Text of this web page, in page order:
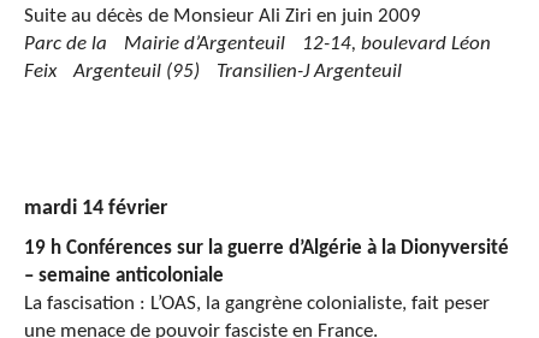
Suite au décès de Monsieur Ali Ziri en juin 2009
Parc de la Mairie d’Argenteuil 12-14, boulevard Léon
Feix Argenteuil (95) Transilien-J Argenteuil
mardi 14 février
19 h Conférences sur la guerre d’Algérie à la Dionyversité
– semaine anticoloniale
La fascisation : L’OAS, la gangrène colonialiste, fait peser
une menace de pouvoir fasciste en France.